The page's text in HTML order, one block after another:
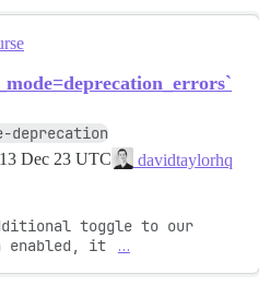
deprecation
Dec 23 UTC
davidtaylorhq
toggle to our
enabled, it
…